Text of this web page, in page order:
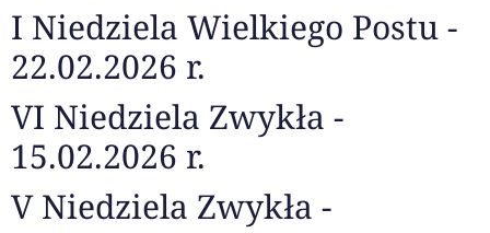
I Niedziela Wielkiego Postu -
22.02.2026 r.
VI Niedziela Zwykła -
15.02.2026 r.
V Niedziela Zwykła -